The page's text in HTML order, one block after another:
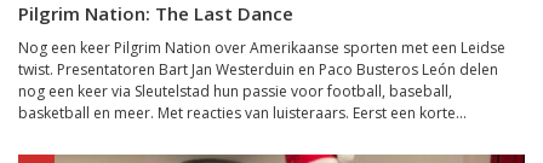
Pilgrim Nation: The Last Dance
Nog een keer Pilgrim Nation over Amerikaanse sporten met een Leidse
twist. Presentatoren Bart Jan Westerduin en Paco Busteros León delen
nog een keer via Sleutelstad hun passie voor football, baseball,
basketball en meer. Met reacties van luisteraars. Eerst een korte...